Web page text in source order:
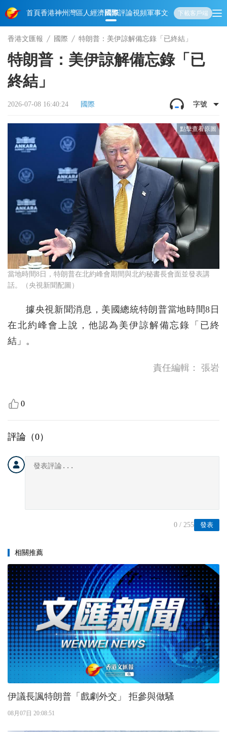
首頁香港神州 灣區人經濟國際評論視頻軍事文化 娛樂生活教育體
下載客戶端
香港文匯報 國際 特朗普：美伊諒解備忘錄「已終結」
特朗普：美伊諒解備忘錄「已
終結」
2026-07-08 16:40:24 國際 字號
當地時間8日，特朗普在北約峰會期間與北約秘書長會面並發表講
話。（央視新聞配圖）
據央視新聞消息，美國總統特朗普當地時間8日
在北約峰會上說，他認為美伊諒解備忘錄「已終
結」。
責任編輯： 張岩
0
評論（0）
發表
0 / 255
相關推薦
伊議長諷特朗普「戲劇外交」 拒參與做騷
08月07日 20:08:51